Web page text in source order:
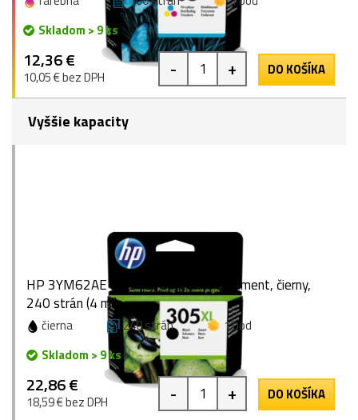
Skladom > 9 ks
12,36 €
10,05 € bez DPH - + DO KOŠÍKA
Vyššie kapacity
HP 3YM62AE (305XL), originálny atrament, čierny,
240 strán (4 ml)
čierna 240 strán
1 bod
Skladom > 9 ks
22,86 €
18,59 € bez DPH - + DO KOŠÍKA